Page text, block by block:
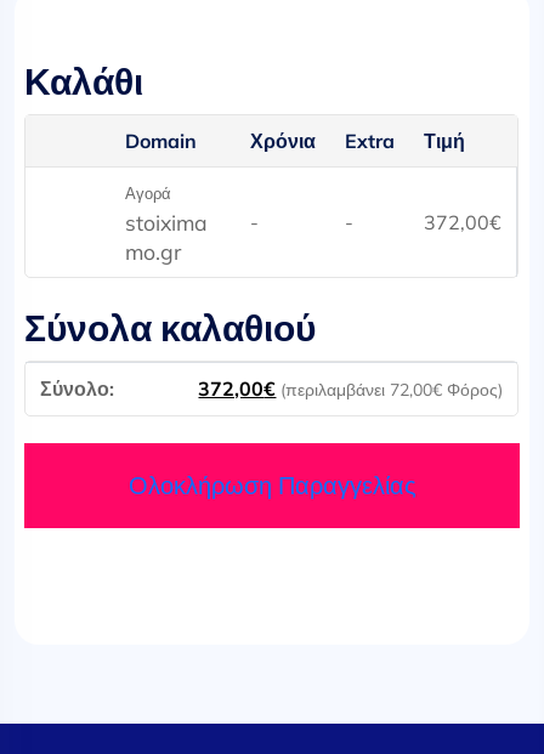
Καλάθι
Domain Χρόνια Extra Τιμή
Αγορά
stoixima
mo.gr
- - 372,00€
Σύνολα καλαθιού
372,00€ (περιλαμβάνει 72,00€ Φόρος)
Ολοκλήρωση Παραγγελίας